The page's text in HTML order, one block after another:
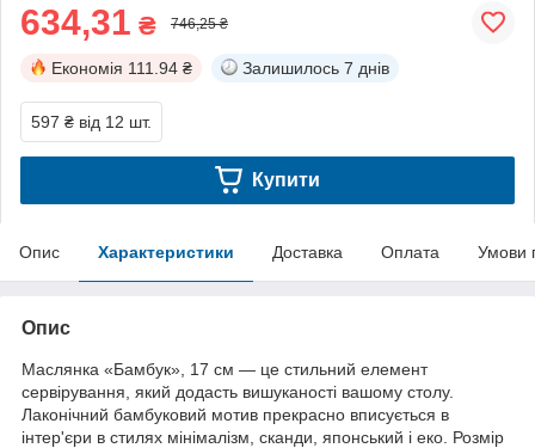
634,31 ₴ 746,25 ₴
Економія 111.94 ₴ Залишилось 7 днів
597 ₴ від 12 шт.
Купити
Опис Характеристики Доставка Оплата Умови
Опис
Маслянка «Бамбук», 17 см — це стильний елемент
сервірування, який додасть вишуканості вашому столу.
Лаконічний бамбуковий мотив прекрасно вписується в
інтер'єри в стилях мінімалізм, сканди, японський і еко. Розмір